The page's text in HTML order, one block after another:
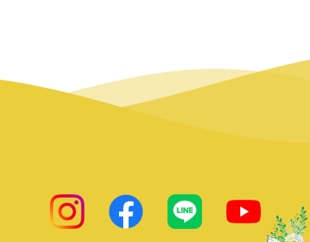
insta facebook LINE